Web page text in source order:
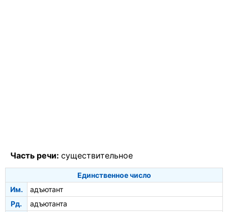
Часть речи: существительное
Единственное число
Им.
адъютант
Рд.
адъютанта